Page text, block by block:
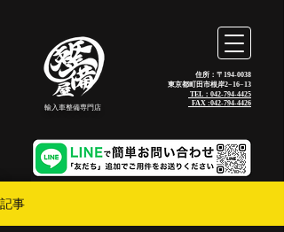
輸入車整備専門店
住所：〒194-0038
東京都町田市根岸2−16−13
TEL：042-794-4425
_FAX :042-794-4426
記事